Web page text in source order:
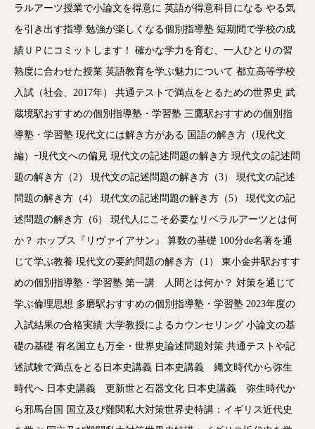
ラルアーツ授業で小論文を得意に 英語が得意科目になる やる気
を引き出す指導 勉強が楽しくなる個別指導塾 短期間で学校の成
績ＵＰにコミットします！
確かな学力を育む、一人ひとりの習
熟度に合わせた授業 英語教育を学ぶ魅力について 都立高等学校
入試（社会、2017年）
共通テストで満点をとるための世界史 武
蔵境駅おすすめの個別指導塾・学習塾 三鷹駅おすすめの個別指
導塾・学習塾 現代文には解き方がある 国語の解き方（現代文
編）ｰ現代文への偏見 現代文の記述問題の解き方 現代文の記述問
題の解き方（2）
現代文の記述問題の解き方（3）
現代文の記述
問題の解き方（4）
現代文の記述問題の解き方（5）
現代文の記
述問題の解き方（6）
現代人にこそ必要なリベラルアーツとは何
か？ ホッブス『リヴァイアサン』 算数の基礎 100分de名著を通
じて学ぶ教養 現代文の要約問題の解き方（1）
東小金井駅おすす
めの個別指導塾・学習塾 第一講 人間とは何か？ 対策を通じて
学ぶ倫理思想 多磨駅おすすめの個別指導塾・学習塾 2023年度の
入試結果の合格実績 大学教授によるカウンセリング 小論文の基
礎の基礎 有名国立も万全・世界史論述問題対策 共通テストや記
述試験で満点をとる日本史講義 日本史講義 縄文時代から弥生
時代へ 日本史講義 更新世と石器文化 日本史講義 弥生時代か
ら邪馬台国 国立及び難関私大対策世界史特講：イギリス近代史